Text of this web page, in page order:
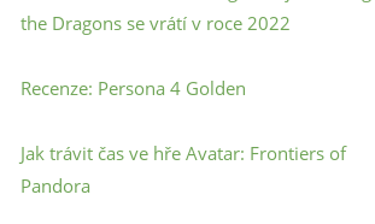
the Dragons se vrátí v roce 2022
Recenze: Persona 4 Golden
Jak trávit čas ve hře Avatar: Frontiers of
Pandora